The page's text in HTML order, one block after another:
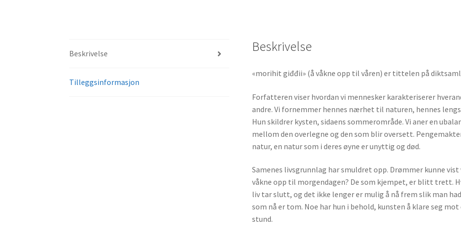
Beskrivelse
Tilleggsinformasjon
Beskrivelse
«morihit giđđii» (å våkne opp til våren) er tittelen på
Forfatteren viser hvordan vi mennesker karakteriserer
andre. Vi fornemmer hennes nærhet til naturen, hennes
Hun skildrer kysten, sidaens sommerområde. Vi aner en
mellom den overlegne og den som blir oversett.
natur, en natur som i deres øyne er unyttig og død.
Samenes livsgrunnlag har smuldret opp. Drømmer kunne
våkne opp til morgendagen? De som kjempet, er blitt trett.
liv tar slutt, og det ikke lenger er mulig å nå frem slik man
som nå er tom. Noe har hun i behold, kunsten å klare seg
stund.